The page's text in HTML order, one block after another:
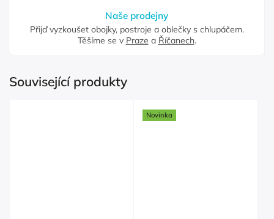
Naše prodejny
Přijď vyzkoušet obojky, postroje a oblečky s chlupáčem.
Těšíme se v Praze a Říčanech.
Související produkty
Novinka